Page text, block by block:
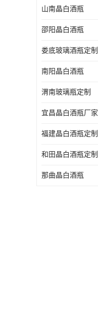
山南晶白酒瓶
邵阳晶白酒瓶
娄底玻璃酒瓶定制
南阳晶白酒瓶
渭南玻璃瓶定制
宜昌晶白酒瓶厂家
福建晶白酒瓶定制
和田晶白酒瓶定制
那曲晶白酒瓶